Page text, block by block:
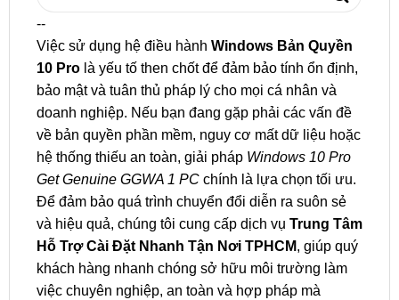
--
Việc sử dụng hệ điều hành Windows Bản Quyền
10 Prolà yếu tố then chốt để đảm bảo tính ổn định,
bảo mật và tuân thủ pháp lý cho mọi cá nhân và
doanh nghiệp. Nếu bạn đang gặp phải các vấn đề
về bản quyền phần mềm, nguy cơ mất dữ liệu hoặc
hệ thống thiếu an toàn, giải pháp Windows 10 Pro
Get Genuine GGWA 1 PCchính là lựa chọn tối ưu.
Để đảm bảo quá trình chuyển đổi diễn ra suôn sẻ
và hiệu quả, chúng tôi cung cấp dịch vụ Trung Tâm
Hỗ Trợ Cài Đặt Nhanh Tận Nơi TPHCM, giúp quý
khách hàng nhanh chóng sở hữu môi trường làm
việc chuyên nghiệp, an toàn và hợp pháp mà